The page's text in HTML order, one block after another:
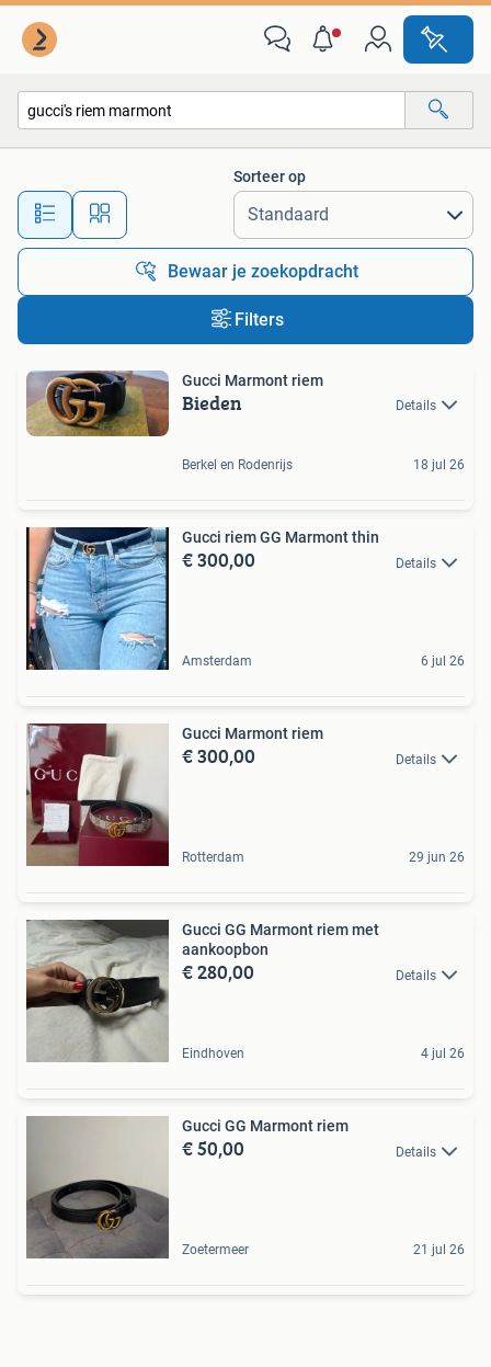
Alle afstanden…
Sorteer op
Bewaar je zoekopdracht
Filters
Gucci Marmont riem
Bieden Details
Berkel en Rodenrijs 18 jul 26
Gucci riem GG Marmont thin
€ 300,00 Details
Amsterdam 6 jul 26
Gucci Marmont riem
€ 300,00 Details
Rotterdam 29 jun 26
Gucci GG Marmont riem met
aankoopbon
€ 280,00 Details
Eindhoven 4 jul 26
Gucci GG Marmont riem
€ 50,00 Details
Zoetermeer 21 jul 26